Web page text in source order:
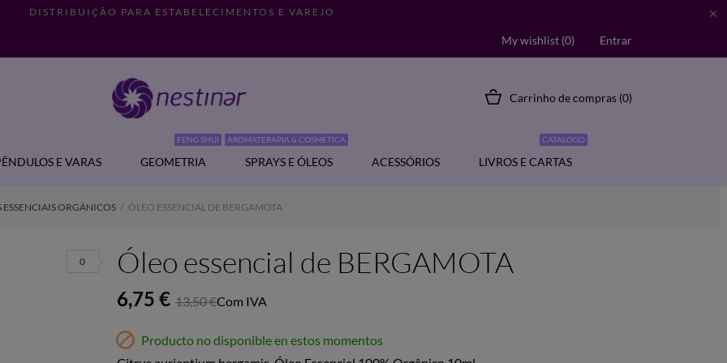
DISTRIBUIÇÃO PARA ESTABELECIMENTOS E VAREJO 
My wishlist (0) Entrar
Carrinho de compras (0)
E VARAS GEOMETRIA
FENG SHUI
SPRAYS E ÓLEOS
AROMATERAPIA & COSMÉTICA
ACESSÓRIOS LIVROS E CARTAS
CATALOGO
ESSENCIAIS ORGÂNICOS ÓLEO ESSENCIAL DE BERGAMOTA
Óleo essencial de BERGAMOTA
6,75 € 13,50 €Com IVA
 Producto no disponible en estos momentos
0